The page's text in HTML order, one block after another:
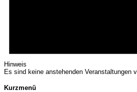
Hinweis
Es sind keine anstehenden Veranstaltungen
Kurzmenü